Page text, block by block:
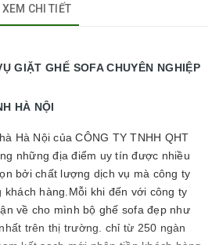
XEM CHI TIẾT
SOFA CHUYÊN NGHIỆP
HÀ NỘI
Hà Nội của CÔNG TY TNHH QHT
những địa điểm uy tín được nhiều
bởi chất lượng dịch vụ mà công ty
khách hàng.Mỗi khi đến với công ty
về cho mình bộ ghế sofa đẹp như
trên thị trường. chỉ từ 250 ngàn